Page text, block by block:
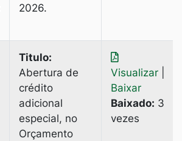
2026.
Titulo:
Abertura de
crédito
adicional
especial, no
Orçamento
Visualizar
Baixar
Baixado: 3
vezes